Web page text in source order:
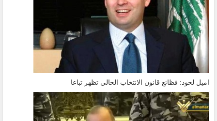
اميل لحود: فظائع قانون الانتخاب الحالي تظهر تباعا